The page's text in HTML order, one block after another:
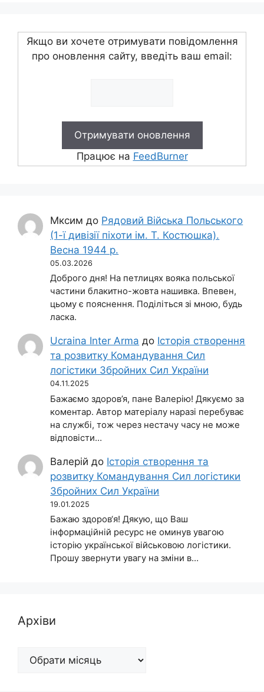
Якщо ви хочете отримувати повідомлення
про оновлення сайту, введіть ваш email:
Працює на FeedBurner
Мксим до Рядовий Війська Польського
(1-ї дивізії піхоти ім. Т. Костюшка).
Весна 1944 р.
05.03.2026
Доброго дня! На петлицях вояка польської
частини блакитно-жовта нашивка. Впевен,
цьому є пояснення. Поділіться зі мною, будь
ласка.
Ucraina Inter Arma до Історія створення
та розвитку Командування Сил
логістики Збройних Сил України
04.11.2025
Бажаємо здоров’я, пане Валерію! Дякуємо за
коментар. Автор матеріалу наразі перебуває
на службі, тож через нестачу часу не може
відповісти…
Валерій до Історія створення та
розвитку Командування Сил логістики
Збройних Сил України
19.01.2025
Бажаю здоров‘я! Дякую, що Ваш
інформаційній ресурс не оминув увагою
історію української військовою логістики.
Прошу звернути увагу на зміни в…
Архіви
Архіви